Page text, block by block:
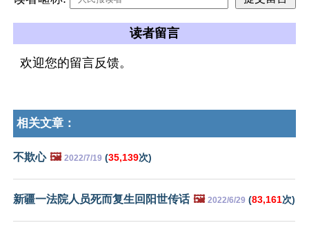
读者留言
欢迎您的留言反馈。
相关文章：
不欺心 🖼️ 2022/7/19 (35,139次)
新疆一法院人员死而复生回阳世传话 🖼️ 2022/6/29 (83,161次)